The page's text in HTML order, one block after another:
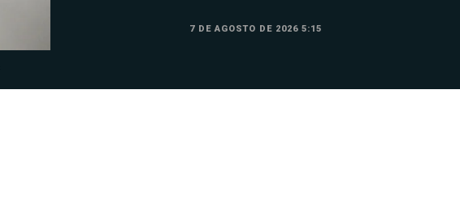
7 DE AGOSTO DE 2026 5:15